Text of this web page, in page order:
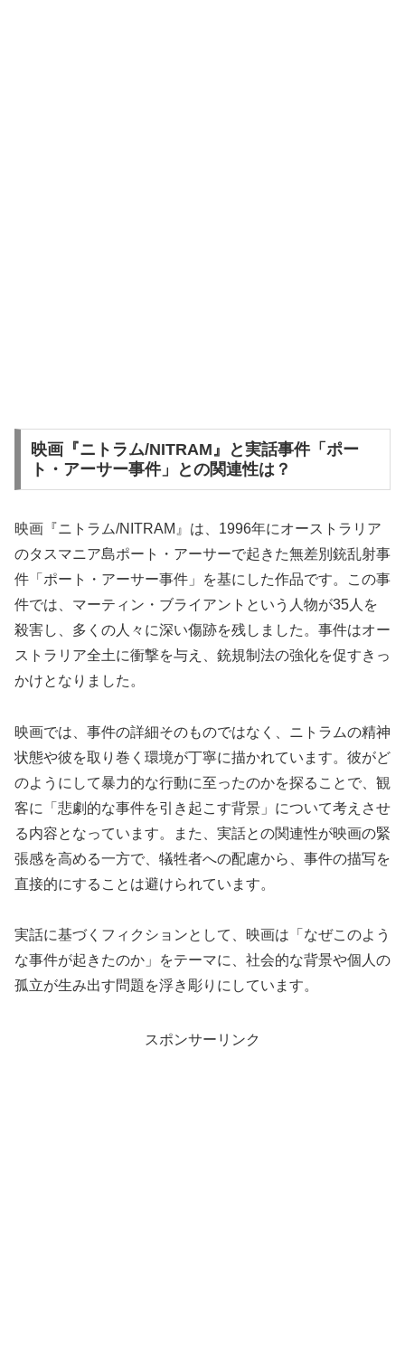
映画『ニトラム/NITRAM』と実話事件「ポー
ト・アーサー事件」との関連性は？
映画『ニトラム/NITRAM』は、1996年にオーストラリア
のタスマニア島ポート・アーサーで起きた無差別銃乱射事
件「ポート・アーサー事件」を基にした作品です。この事
件では、マーティン・ブライアントという人物が35人を
殺害し、多くの人々に深い傷跡を残しました。事件はオー
ストラリア全土に衝撃を与え、銃規制法の強化を促すきっ
かけとなりました。
映画では、事件の詳細そのものではなく、ニトラムの精神
状態や彼を取り巻く環境が丁寧に描かれています。彼がど
のようにして暴力的な行動に至ったのかを探ることで、観
客に「悲劇的な事件を引き起こす背景」について考えさせ
る内容となっています。また、実話との関連性が映画の緊
張感を高める一方で、犠牲者への配慮から、事件の描写を
直接的にすることは避けられています。
実話に基づくフィクションとして、映画は「なぜこのよう
な事件が起きたのか」をテーマに、社会的な背景や個人の
孤立が生み出す問題を浮き彫りにしています。
スポンサーリンク